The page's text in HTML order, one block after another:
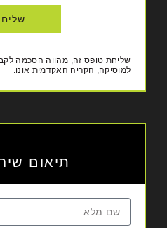
שליחת טופס זה, מהווה הסכמה
למוסיקה, הקריה האקדמית אונו.
תיאום